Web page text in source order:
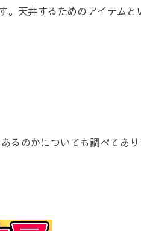
。天井するためのアイテムと
るのかについても調べてあ